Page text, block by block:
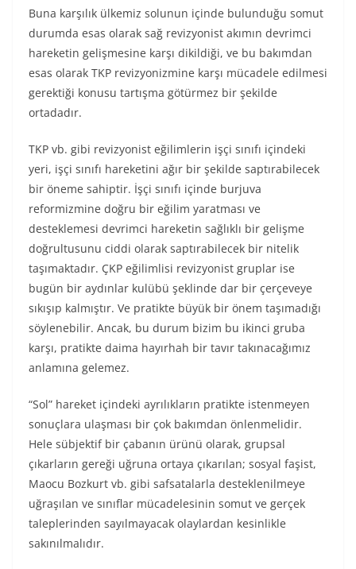
Buna karşılık ülkemiz solunun içinde bulunduğu somut
durumda esas olarak sağ revizyonist akımın devrimci
hareketin gelişmesine karşı dikildiği, ve bu bakımdan
esas olarak TKP revizyonizmine karşı mücadele edilmesi
gerektiği konusu tartışma götürmez bir şekilde
ortadadır.
TKP vb. gibi revizyonist eğilimlerin işçi sınıfı içindeki
yeri, işçi sınıfı hareketini ağır bir şekilde saptırabilecek
bir öneme sahiptir. İşçi sınıfı içinde burjuva
reformizmine doğru bir eğilim yaratması ve
desteklemesi devrimci hareketin sağlıklı bir gelişme
doğrultusunu ciddi olarak saptırabilecek bir nitelik
taşımaktadır. ÇKP eğilimlisi revizyonist gruplar ise
bugün bir aydınlar kulübü şeklinde dar bir çerçeveye
sıkışıp kalmıştır. Ve pratikte büyük bir önem taşımadığı
söylenebilir. Ancak, bu durum bizim bu ikinci gruba
karşı, pratikte daima hayırhah bir tavır takınacağımız
anlamına gelemez.
“Sol” hareket içindeki ayrılıkların pratikte istenmeyen
sonuçlara ulaşması bir çok bakımdan önlenmelidir.
Hele sübjektif bir çabanın ürünü olarak, grupsal
çıkarların gereği uğruna ortaya çıkarılan; sosyal faşist,
Maocu Bozkurt vb. gibi safsatalarla desteklenilmeye
uğraşılan ve sınıflar mücadelesinin somut ve gerçek
taleplerinden sayılmayacak olaylardan kesinlikle
sakınılmalıdır.